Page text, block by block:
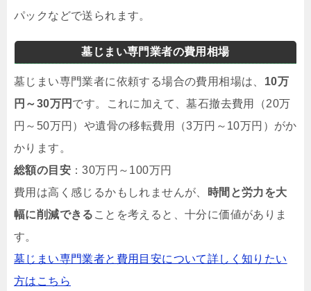
パックなどで送られます。
墓じまい専門業者の費用相場
墓じまい専門業者に依頼する場合の費用相場は、 10万
円～30万円 です。これに加えて、墓石撤去費用（20万
円～50万円）や遺骨の移転費用（3万円～10万円）がか
かります。
総額の目安 ：30万円～100万円
費用は高く感じるかもしれませんが、
時間と労力を大
幅に削減できる ことを考えると、十分に価値がありま
す。
墓じまい専門業者と費用目安について詳しく知りたい
方はこちら